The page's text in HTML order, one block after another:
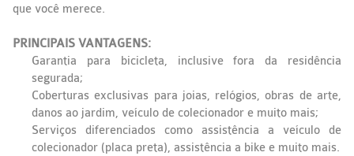
que você merece.
PRINCIPAIS VANTAGENS:
Garantia para bicicleta, inclusive fora da residência
segurada;
Coberturas exclusivas para joias, relógios, obras de arte,
danos ao jardim, veículo de colecionador e muito mais;
Serviços diferenciados como assistência a veículo de
colecionador (placa preta), assistência a bike e muito mais.